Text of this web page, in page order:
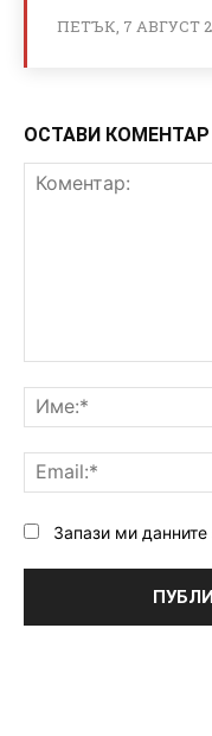
ПЕТЪК, 7 АВГУСТ
ОСТАВИ КОМЕНТАР
Запази ми